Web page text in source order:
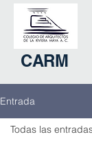
CARM
Entrada
Todas las